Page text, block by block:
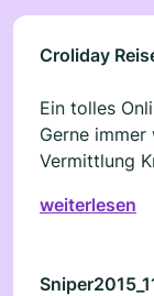
Croliday
Ein tolles
Gerne
Vermittlung Kroatien Es war
weiterlesen